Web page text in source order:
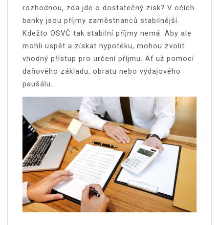
rozhodnou, zda jde o dostatečný zisk? V očích
banky jsou příjmy zaměstnanců stabilnější.
Kdežto OSVČ tak stabilní příjmy nemá. Aby ale
mohli uspět a získat hypotéku, mohou zvolit
vhodný přístup pro určení příjmu. Ať už pomocí
daňového základu, obratu nebo výdajového
paušálu.